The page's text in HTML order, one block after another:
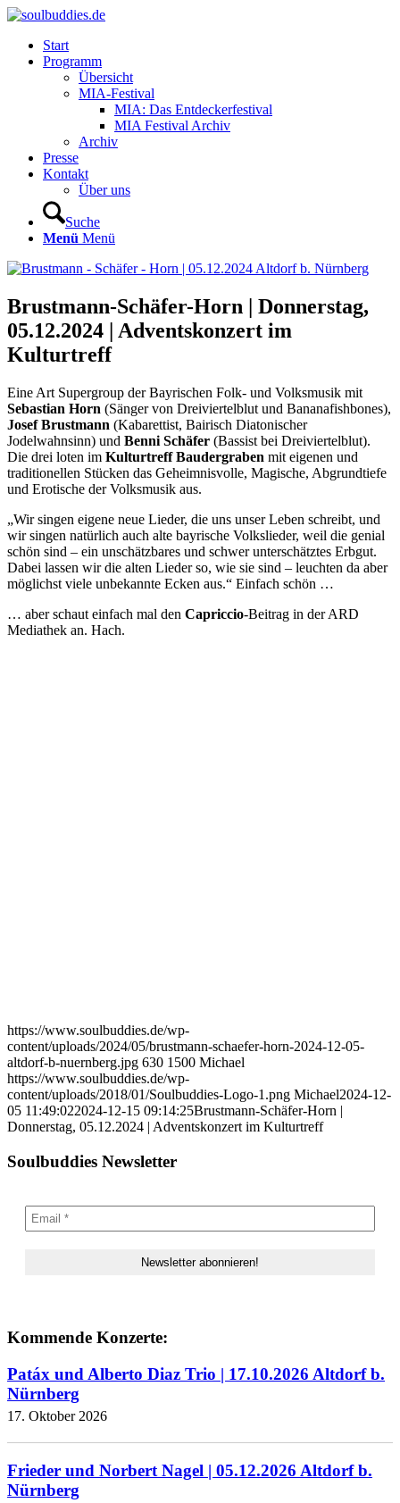
Start
Programm
Übersicht
MIA-Festival
MIA: Das Entdeckerfestival
MIA Festival Archiv
Archiv
Presse
Kontakt
Über uns
Suche
Menü Menü
Brustmann-Schäfer-Horn | Donnerstag,
05.12.2024 | Adventskonzert im
Kulturtreff
Eine Art Supergroup der Bayrischen Folk- und Volksmusik mit
Sebastian Horn (Sänger von Dreiviertelblut und Bananafishbones),
Josef Brustmann (Kabarettist, Bairisch Diatonischer
Jodelwahnsinn) und Benni Schäfer (Bassist bei Dreiviertelblut).
Die drei loten im Kulturtreff Baudergraben mit eigenen und
traditionellen Stücken das Geheimnisvolle, Magische, Abgrundtiefe
und Erotische der Volksmusik aus.
„Wir singen eigene neue Lieder, die uns unser Leben schreibt, und
wir singen natürlich auch alte bayrische Volkslieder, weil die genial
schön sind – ein unschätzbares und schwer unterschätztes Erbgut.
Dabei lassen wir die alten Lieder so, wie sie sind – leuchten da aber
möglichst viele unbekannte Ecken aus.“ Einfach schön …
… aber schaut einfach mal den Capriccio-Beitrag in der ARD
Mediathek an. Hach.
https://www.soulbuddies.de/wp-
content/uploads/2024/05/brustmann-schaefer-horn-2024-12-05-
altdorf-b-nuernberg.jpg 630 1500 Michael
https://www.soulbuddies.de/wp-
content/uploads/2018/01/Soulbuddies-Logo-1.png Michael2024-12-
05 11:49:022024-12-15 09:14:25Brustmann-Schäfer-Horn |
Donnerstag, 05.12.2024 | Adventskonzert im Kulturtreff
Soulbuddies Newsletter
Kommende Konzerte:
Patáx und Alberto Diaz Trio | 17.10.2026 Altdorf b.
Nürnberg
17. Oktober 2026
Frieder und Norbert Nagel | 05.12.2026 Altdorf b.
Nürnberg